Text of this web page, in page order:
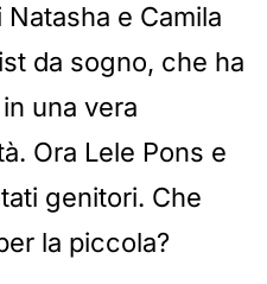
e Camila
da sogno, che ha
una vera
Ora Lele Pons e
genitori. Che
la piccola?